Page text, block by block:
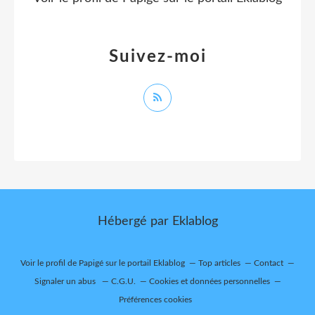
Suivez-moi
Hébergé par Eklablog
Voir le profil de Papigé sur le portail Eklablog Top articles Contact
Signaler un abus C.G.U. Cookies et données personnelles
Préférences cookies